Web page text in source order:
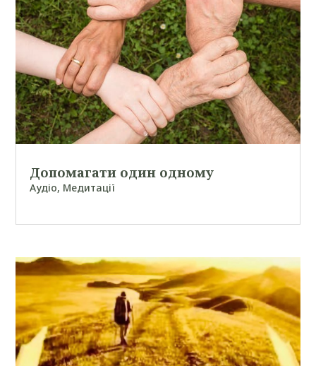
Допомагати один одному
Аудіо, Медитації